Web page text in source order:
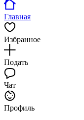
Главная
Избранное
Подать
Чат
Профиль